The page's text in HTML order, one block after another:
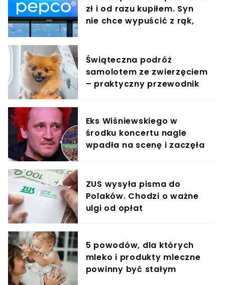
zł i od razu kupiłem. Syn
nie chce wypuścić z rąk,
Świąteczna podróż
samolotem ze zwierzęciem
– praktyczny przewodnik
Eks Wiśniewskiego w
środku koncertu nagle
wpadła na scenę i zaczęła
ZUS wysyła pisma do
Polaków. Chodzi o ważne
ulgi od opłat
5 powodów, dla których
mleko i produkty mleczne
powinny być stałym